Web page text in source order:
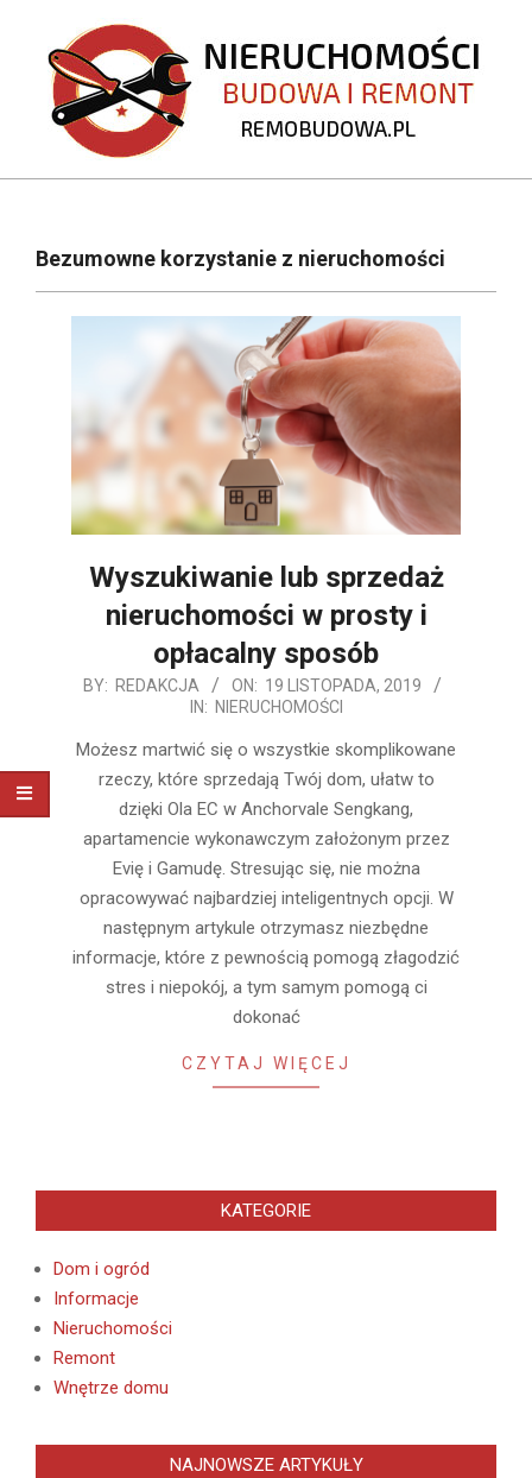
content
REMOBUDOWA.PL
NavigationBezumowne korzystanie z nieruchomości
Wyszukiwanie lub sprzedaż
nieruchomości w prosty i
opłacalny sposób
2019-
19
BY: REDAKCJA ON: 19 LISTOPADA, 2019
IN: NIERUCHOMOŚCI
Możesz martwić się o wszystkie skomplikowane
rzeczy, które sprzedają Twój dom, ułatw to
dzięki Ola EC w Anchorvale Sengkang,
apartamencie wykonawczym założonym przez
Evię i Gamudę. Stresując się, nie można
opracowywać najbardziej inteligentnych opcji. W
następnym artykule otrzymasz niezbędne
informacje, które z pewnością pomogą złagodzić
stres i niepokój, a tym samym pomogą ci
dokonać
CZYTAJ WIĘCEJ
KATEGORIE
Dom i ogród
Informacje
Nieruchomości
Remont
Wnętrze domu
NAJNOWSZE ARTYKUŁY